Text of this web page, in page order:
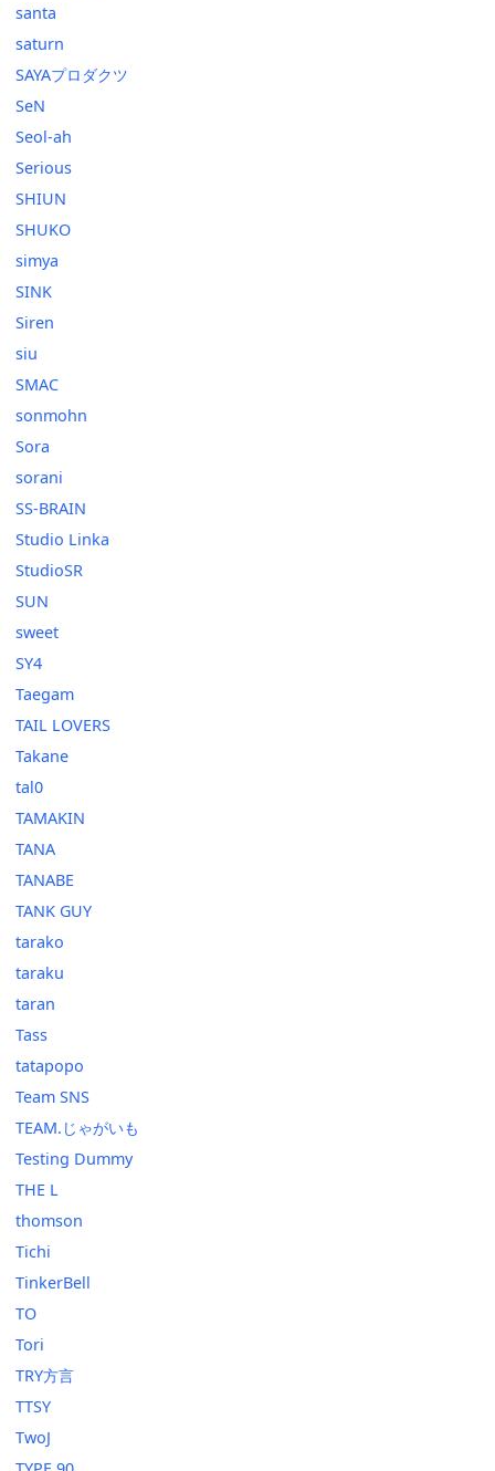
santa
saturn
SAYAプロダクツ
SeN
Seol-ah
Serious
SHIUN
SHUKO
simya
SINK
Siren
siu
SMAC
sonmohn
Sora
sorani
SS-BRAIN
Studio Linka
StudioSR
SUN
sweet
SY4
Taegam
TAIL LOVERS
Takane
tal0
TAMAKIN
TANA
TANABE
TANK GUY
tarako
taraku
taran
Tass
tatapopo
Team SNS
TEAM.じゃがいも
Testing Dummy
THE L
thomson
Tichi
TinkerBell
TO
Tori
TRY方言
TTSY
TwoJ